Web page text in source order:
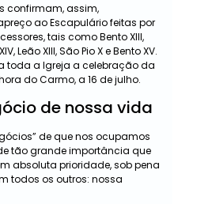
confirmam, assim,
ao Escapulário feitas por
tais como Bento XIII,
Leão XIII, São Pio X e Bento XV.
toda a Igreja a celebração da
do Carmo, a 16 de julho.
de nossa vida
de que nos ocupamos
tão grande importância que
absoluta prioridade, sob pena
todos os outros: nossa